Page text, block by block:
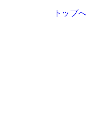
トップへ